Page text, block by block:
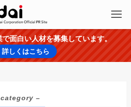
面白い人材を募集しています。
詳しくはこちら
–